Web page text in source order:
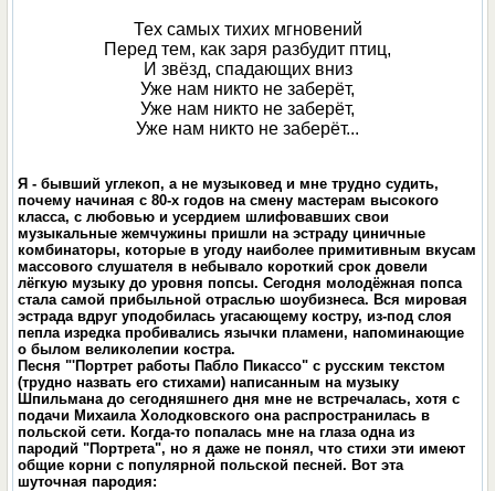
Тех самых тихих мгновений
Перед тем, как заря разбудит птиц,
И звёзд, спадающих вниз
Уже нам никто не заберёт,
Уже нам никто не заберёт,
Уже нам никто не заберёт...
Я - бывший углекоп, а не музыковед и мне трудно судить,
почему начиная с 80-х годов на смену мастерам высокого
класса, с любовью и усердием шлифовавших свои
музыкальные жемчужины пришли на эстраду циничные
комбинаторы, которые в угоду наиболее примитивным вкусам
массового слушателя в небывало короткий срок довели
лёгкую музыку до уровня попсы. Сегодня молодёжная попса
стала самой прибыльной отраслью шоубизнеса. Вся мировая
эстрада вдруг уподобилась угасающему костру, из-под слоя
пепла изредка пробивались язычки пламени, напоминающие
о былом великолепии костра.
Песня "'Портрет работы Пабло Пикассо" с русским текстом
(трудно назвать его стихами) написанным на музыку
Шпильмана до сегодняшнего дня мне не встречалась, хотя с
подачи Михаила Холодковского oнa распространилась в
польской сети. Когда-то попалась мне на глаза одна из
пародий "Портрета", но я даже не понял, что стихи эти имеют
общие корни с популярной польской песней. Вот эта
шуточная пародия: